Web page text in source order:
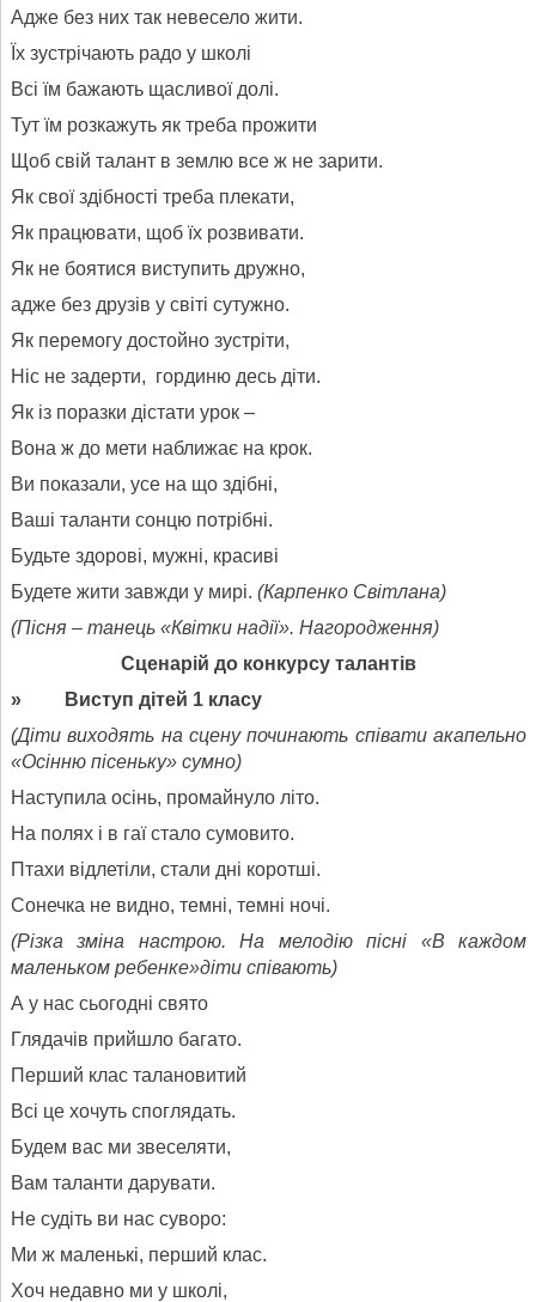
Адже без них так невесело жити.
Їх зустрічають радо у школі
Всі їм бажають щасливої долі.
Тут їм розкажуть як треба прожити
Щоб свій талант в землю все ж не зарити.
Як свої здібності треба плекати,
Як працювати, щоб їх розвивати.
Як не боятися виступить дружно,
адже без друзів у світі сутужно.
Як перемогу достойно зустріти,
Ніс не задерти, гординю десь діти.
Як із поразки дістати урок –
Вона ж до мети наближає на крок.
Ви показали, усе на що здібні,
Ваші таланти сонцю потрібні.
Будьте здорові, мужні, красиві
Будете жити завжди у мирі. (Карпенко Світлана)
(Пісня – танець «Квітки надії». Нагородження)
Сценарій до конкурсу талантів
» Виступ дітей 1 класу
(Діти виходять на сцену починають співати акапельно
«Осінню пісеньку» сумно)
Наступила осінь, промайнуло літо.
На полях і в гаї стало сумовито.
Птахи відлетіли, стали дні коротші.
Сонечка не видно, темні, темні ночі.
(Різка зміна настрою.На мелодію пісні «В каждом
маленьком ребенке»діти співають)
А у нас сьогодні свято
Глядачів прийшло багато.
Перший клас талановитий
Всі це хочуть споглядать.
Будем вас ми звеселяти,
Вам таланти дарувати.
Не судіть ви нас суворо:
Ми ж маленькі, перший клас.
Хоч недавно ми у школі,